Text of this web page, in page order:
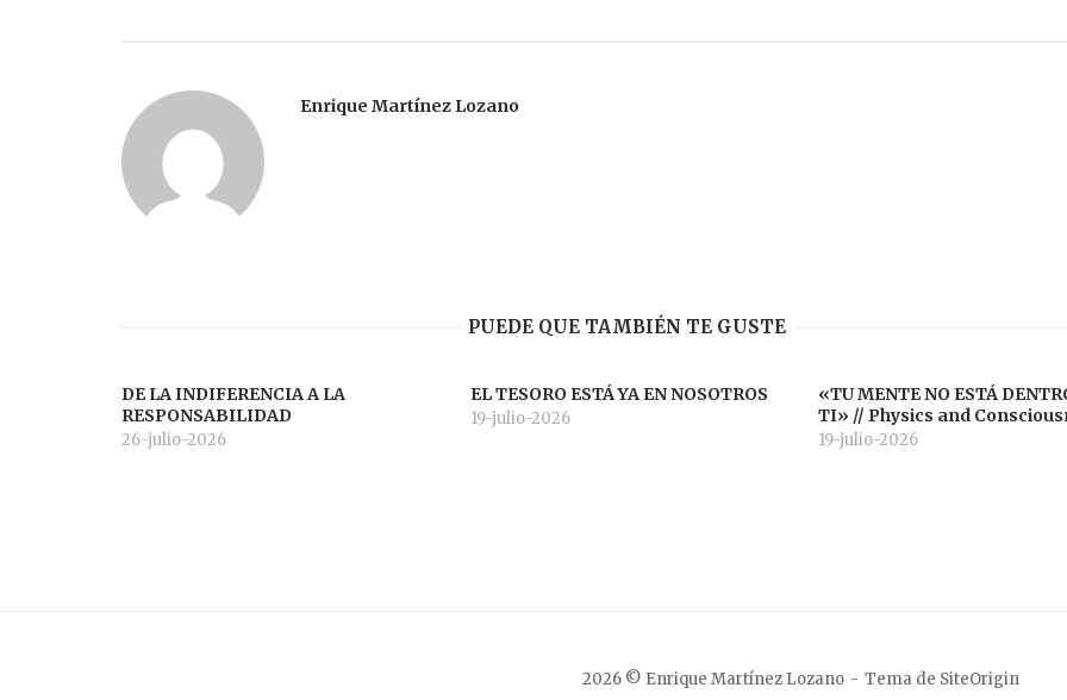
Enrique Martínez Lozano
PUEDE QUE TAMBIÉN TE GUSTE
DE LA INDIFERENCIA A LA
RESPONSABILIDAD
26-julio-2026
EL TESORO ESTÁ YA EN NOSOTROS
19-julio-2026
«TU MENTE NO ESTÁ
TI» // Physics and
19-julio-2026
2026 © Enrique Martínez Lozano Tema de SiteOrigin